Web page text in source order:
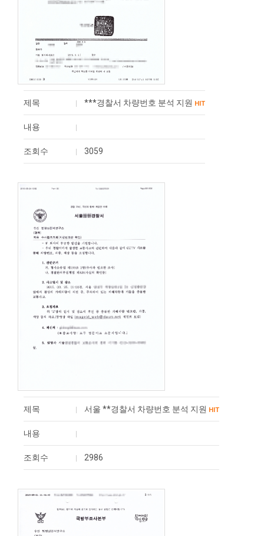
제목 ***경찰서 차량번호 분석 지원 HIT
내용
조회수 3059
제목 서울 **경찰서 차량번호 분석 지원 HIT
내용
조회수 2986